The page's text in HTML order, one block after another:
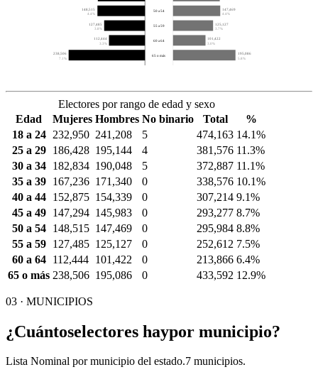
148,515
4.4%
147,469
4.4%
50 a 54
127,485
3.8%
125,127
3.7%
55 a 59
112,444
3.3%
101,422
3.0%
60 a 64
238,506
7.1%
195,086
5.8%
65 o más
Electores por rango de edad y sexo
Edad
Mujeres Hombres No binario Total
%
18 a 24
232,950 241,208 5 474,163 14.1%
25 a 29
186,428 195,144 4 381,576 11.3%
30 a 34
182,834 190,048 5 372,887 11.1%
35 a 39
167,236 171,340 0 338,576 10.1%
40 a 44
152,875 154,339 0 307,214 9.1%
45 a 49
147,294 145,983 0 293,277 8.7%
50 a 54
148,515 147,469 0 295,984 8.8%
55 a 59
127,485 125,127 0 252,612 7.5%
60 a 64
112,444 101,422 0 213,866 6.4%
65 o más 238,506 195,086 0 433,592 12.9%
03 · MUNICIPIOS
¿Cuántoselectores haypor municipio?
Lista Nominal por municipio del estado.7 municipios.